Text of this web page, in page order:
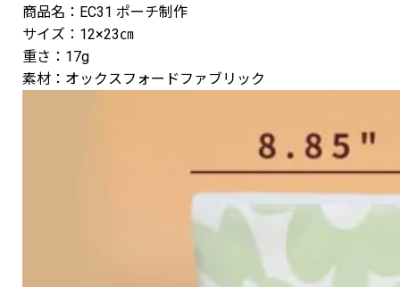
商品名：EC31 ポーチ制作
サイズ：12×23㎝
重さ：17g
素材：オックスフォードファブリック